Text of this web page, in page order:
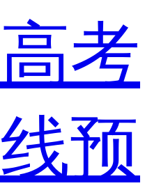
考
预